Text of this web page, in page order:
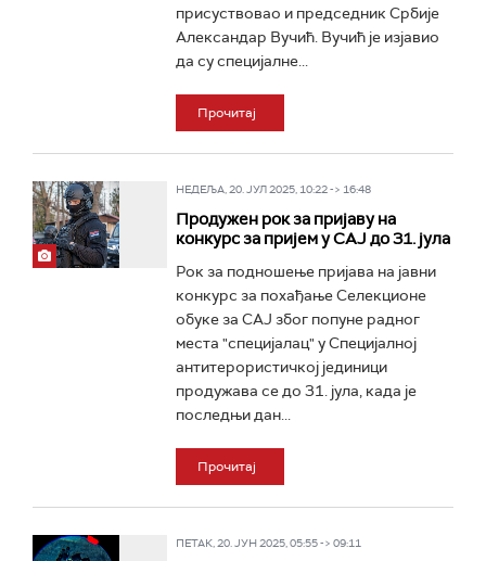
присуствовао и председник Србије
Александар Вучић. Вучић је изјавио
да су специјалне...
Прочитај
НЕДЕЉА, 20. ЈУЛ 2025, 10:22 -> 16:48
Продужен рок за пријаву на
конкурс за пријем у САЈ до 31. јула
Рок за подношење пријава на јавни
конкурс за похађање Селекционе
обуке за САЈ због попуне радног
места "специјалац" у Специјалној
антитерористичкој јединици
продужава се до 31. јула, када је
последњи дан...
Прочитај
ПЕТАК, 20. ЈУН 2025, 05:55 -> 09:11